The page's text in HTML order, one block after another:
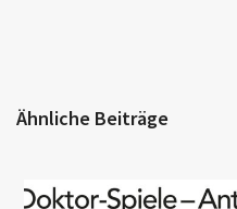
Ähnliche Beiträge